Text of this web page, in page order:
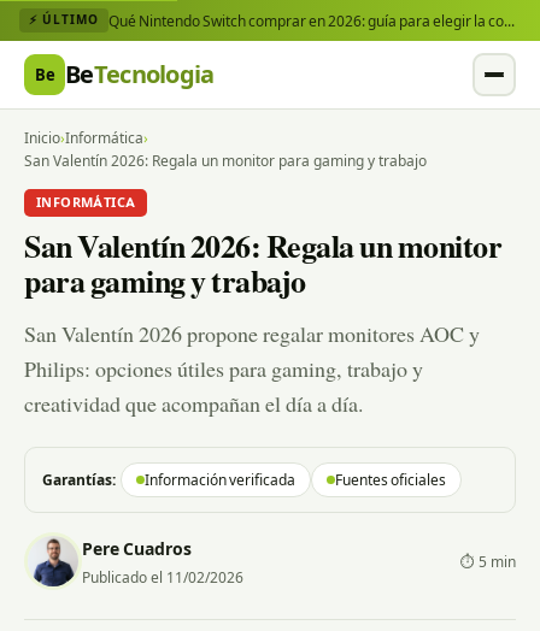
⚡ ÚLTIMO Qué Nintendo Switch comprar en 2026: guía para elegir la consola y los juegos que necesitas
Be BeTecnologia
Inicio›Informática›
San Valentín 2026: Regala un monitor para gaming y trabajo
INFORMÁTICA
San Valentín 2026: Regala un monitor
para gaming y trabajo
San Valentín 2026 propone regalar monitores AOC y
Philips: opciones útiles para gaming, trabajo y
creatividad que acompañan el día a día.
Garantías: Información verificada Fuentes oficiales
Pere Cuadros
Publicado el 11/02/2026
⏱ 5 min